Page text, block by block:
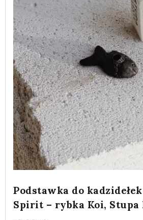
Podstawka do
Spirit – rybka Koi, Stupa